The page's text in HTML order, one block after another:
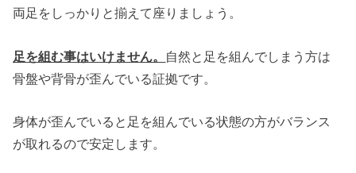
両足をしっかりと揃えて座りましょう。
足を組む事はいけません。 自然と足を組んでしまう方は
骨盤や背骨が歪んでいる証拠です。
身体が歪んでいると足を組んでいる状態の方がバランス
が取れるので安定します。